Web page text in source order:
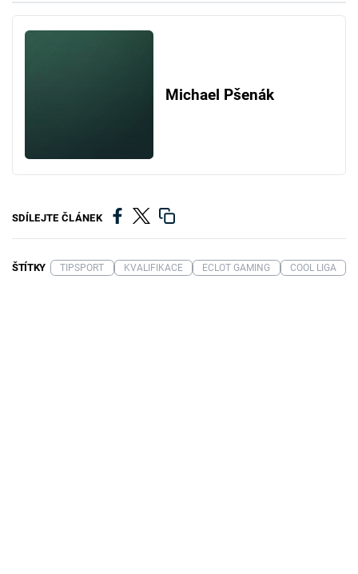
Michael Pšenák
SDÍLEJTE ČLÁNEK
ŠTÍTKY TIPSPORT KVALIFIKACE ECLOT GAMING COOL LIGA